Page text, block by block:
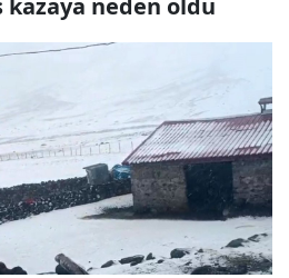
kazaya neden oldu